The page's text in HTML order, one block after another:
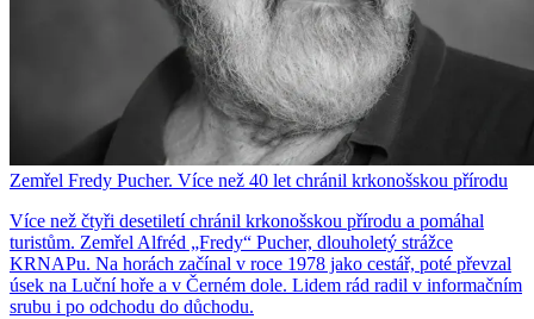
Zemřel Fredy Pucher. Více než 40 let chránil krkonošskou přírodu
Více než čtyři desetiletí chránil krkonošskou přírodu a pomáhal
turistům. Zemřel Alfréd „Fredy“ Pucher, dlouholetý strážce
KRNAPu. Na horách začínal v roce 1978 jako cestář, poté převzal
úsek na Luční hoře a v Černém dole. Lidem rád radil v informačním
srubu i po odchodu do důchodu.